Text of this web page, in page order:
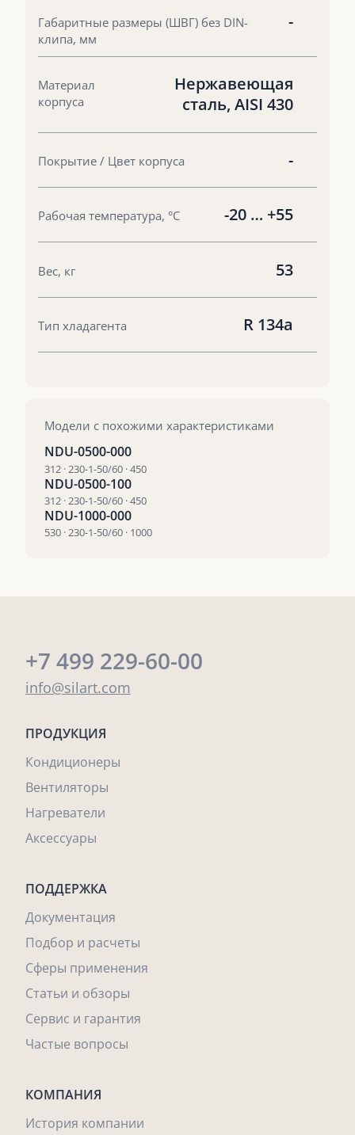
Габаритные размеры (ШВГ) без DIN-
клипа, мм
-
Материал
корпуса
Нержавеющая
сталь, AISI 430
Покрытие / Цвет корпуса -
Рабочая температура, °С -20 … +55
Вес, кг 53
Тип хладагента R 134a
Модели с похожими характеристиками
NDU-0500-000
312 · 230-1-50/60 · 450
NDU-0500-100
312 · 230-1-50/60 · 450
NDU-1000-000
530 · 230-1-50/60 · 1000
+7 499 229-60-00
info@silart.com
ПРОДУКЦИЯ
Кондиционеры
Вентиляторы
Нагреватели
Аксессуары
ПОДДЕРЖКА
Документация
Подбор и расчеты
Сферы применения
Статьи и обзоры
Сервис и гарантия
Частые вопросы
КОМПАНИЯ
История компании